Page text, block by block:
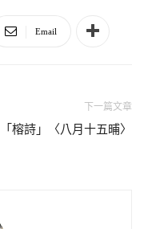
Email
下一篇文章
榕詩」〈八月十五晡〉